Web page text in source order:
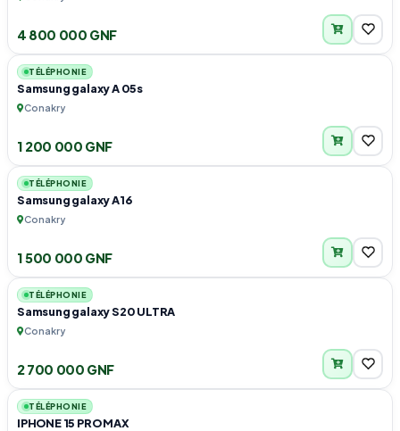
4 800 000 GNF
TÉLÉPHONIE
Samsung galaxy A 05s
Conakry
1 200 000 GNF
TÉLÉPHONIE
Samsung galaxy A16
Conakry
1 500 000 GNF
TÉLÉPHONIE
Samsung galaxy S20 ULTRA
Conakry
2 700 000 GNF
TÉLÉPHONIE
IPHONE 15 PRO MAX